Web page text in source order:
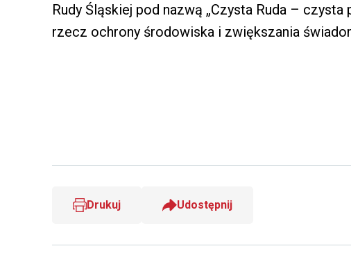
Rudy Śląskiej pod nazwą „Czysta Ruda –
rzecz ochrony środowiska i zwiększania
Drukuj Udostępnij